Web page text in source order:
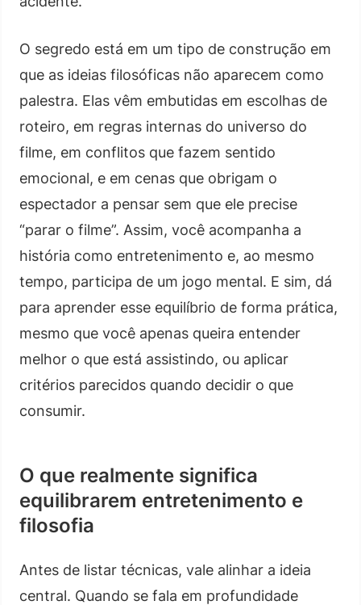
O segredo está em um tipo de construção em
que as ideias filosóficas não aparecem como
palestra. Elas vêm embutidas em escolhas de
roteiro, em regras internas do universo do
filme, em conflitos que fazem sentido
emocional, e em cenas que obrigam o
espectador a pensar sem que ele precise
“parar o filme”. Assim, você acompanha a
história como entretenimento e, ao mesmo
tempo, participa de um jogo mental. E sim, dá
para aprender esse equilíbrio de forma prática,
mesmo que você apenas queira entender
melhor o que está assistindo, ou aplicar
critérios parecidos quando decidir o que
consumir.
O que realmente significa
equilibrarem entretenimento e
filosofia
Antes de listar técnicas, vale alinhar a ideia
central. Quando se fala em profundidade